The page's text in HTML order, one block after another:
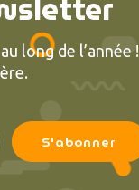
long de l’année !